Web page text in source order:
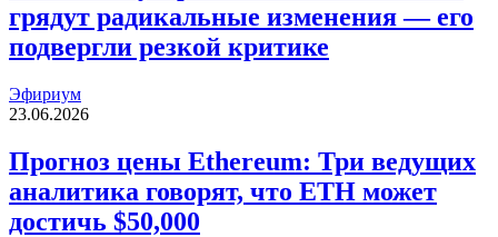
грядут радикальные изменения — его
подвергли резкой критике
Эфириум
23.06.2026
Прогноз цены Ethereum: Три ведущих
аналитика говорят, что ETH может
достичь $50,000